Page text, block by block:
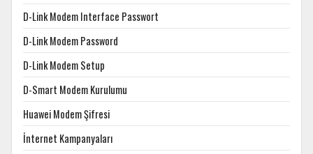
D-Link Modem Interface Passwort
D-Link Modem Password
D-Link Modem Setup
D-Smart Modem Kurulumu
Huawei Modem Şifresi
İnternet Kampanyaları